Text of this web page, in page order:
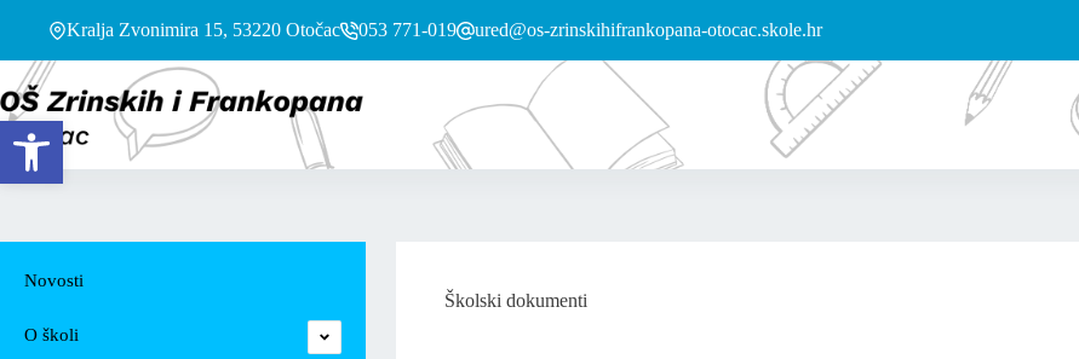
Open toolbar
Kralja Zvonimira 15, 53220 Otočac 053 771-019 ured@os-zrinskihifrankopana-otocac.skole.hr
Školski dokumenti
Novosti
O školi